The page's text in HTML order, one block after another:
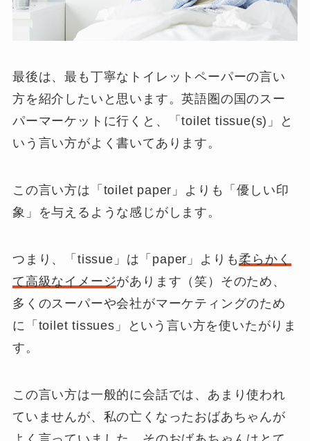
最後は、最も丁寧なトイレットペーパーの言い
方を紹介したいと思います。英語圏の国のスー
パーマーケットに行くと、「toilet tissue(s) 」と
いう言い方がよく書いてあります。
この言い方は「toilet paper」よりも「優しい印
象 」を与えるような感じがします。
つまり、「tissue」は「paper」よりも柔らかく
て高級なイメージがあります（笑）そのため、
多くのスーパーや会社がマーケティングのため
に「toilet tissues」という言い方を使いたがりま
す。
この言い方は一般的に会話では、あまり使われ
ていませんが、私の亡くなったおばあちゃんが